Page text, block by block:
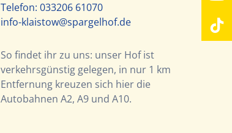
Telefon: 033206 61070
info-klaistow@spargelhof.de
So findet ihr zu uns: unser Hof ist
verkehrsgünstig gelegen, in nur 1 km
Entfernung kreuzen sich hier die
Autobahnen A2, A9 und A10.